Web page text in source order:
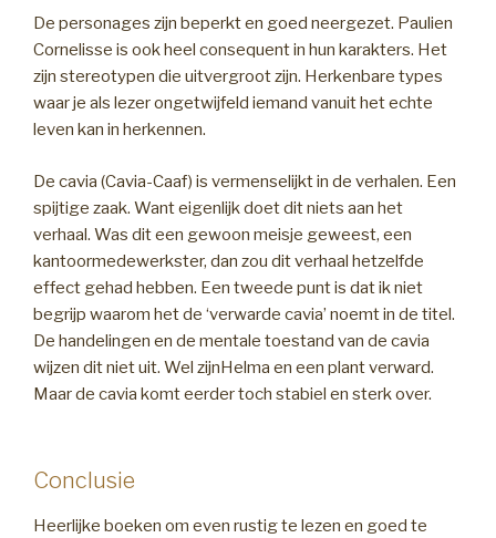
De personages zijn beperkt en goed neergezet. Paulien
Cornelisse is ook heel consequent in hun karakters. Het
zijn stereotypen die uitvergroot zijn. Herkenbare types
waar je als lezer ongetwijfeld iemand vanuit het echte
leven kan in herkennen.
De cavia (Cavia-Caaf) is vermenselijkt in de verhalen. Een
spijtige zaak. Want eigenlijk doet dit niets aan het
verhaal. Was dit een gewoon meisje geweest, een
kantoormedewerkster, dan zou dit verhaal hetzelfde
effect gehad hebben. Een tweede punt is dat ik niet
begrijp waarom het de ‘verwarde cavia’ noemt in de titel.
De handelingen en de mentale toestand van de cavia
wijzen dit niet uit. Wel zijnHelma en een plant verward.
Maar de cavia komt eerder toch stabiel en sterk over.
Conclusie
Heerlijke boeken om even rustig te lezen en goed te